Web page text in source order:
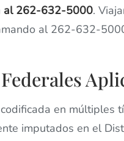
al 262-632-5000.
al 262-632-
en múltiples
imputados en el